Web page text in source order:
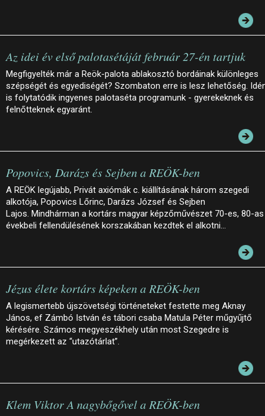
Az idei év első palotasétáját február 27-én tartjuk
Megfigyelték már a Reök-palota ablakosztó bordáinak különleges
szépségét és egyediségét? Szombaton erre is lesz lehetőség.
is folytatódik ingyenes palotaséta programunk - gyerekeknek és
felnőtteknek egyaránt.
Popovics, Darázs és Sejben a REÖK-ben
A REÖK legújabb, Privát axiómák c. kiállításának három szegedi
alkotója, Popovics Lőrinc, Darázs József és Sejben
Lajos. Mindhárman a kortárs magyar képzőművészet 70-es, 80-as
évekbeli fellendülésének korszakában kezdtek el alkotni…
Jézus élete kortárs képeken a REÖK-ben
A legismertebb újszövetségi történeteket festette meg Aknay
János, ef Zámbó István és tábori csaba Matula Péter műgyűjtő
kérésére. Számos megyeszékhely után most Szegedre is
megérkezett az “utazótárlat”.
Klem Viktor A nagybőgővel a REÖK-ben